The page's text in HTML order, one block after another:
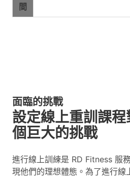
間
面臨的挑戰
設定線上重訓課
個巨大的挑戰
進行線上訓練是 RD Fitness 服
現他們的理想體態。為了進行線